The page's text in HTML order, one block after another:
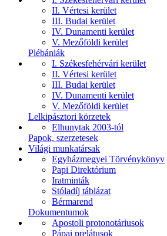
II. Vértesi kerület
III. Budai kerület
IV. Dunamenti kerület
V. Mezőföldi kerület
Plébániák
I. Székesfehérvári kerület
II. Vértesi kerület
III. Budai kerület
IV. Dunamenti kerület
V. Mezőföldi kerület
Lelkipásztori körzetek
Elhunytak 2003-tól
Papok, szerzetesek
Világi munkatársak
Egyházmegyei Törvénykönyv
Papi Direktórium
Iratminták
Stóladíj táblázat
Bérmarend
Dokumentumok
Apostoli protonotáriusok
Pápai prelátusok